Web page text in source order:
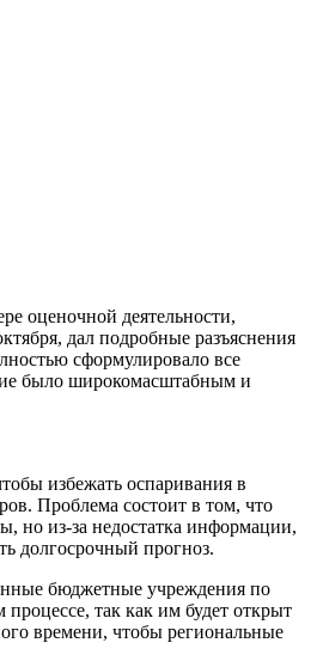
оценочной деятельности,
дал подробные разъяснения
сформулировало все
было широкомасштабным и
избежать оспаривания в
Проблема состоит в том, что
но из-за недостатка информации,
долгосрочный прогноз.
бюджетные учреждения по
так как им будет открыт
времени, чтобы региональные